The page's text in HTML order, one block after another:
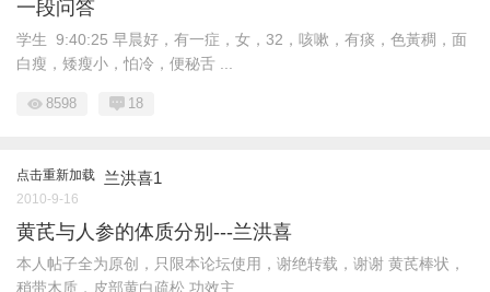
一段问答
学生 9:40:25 早晨好，有一症，女，32，咳嗽，有痰，色黃稠，面
白瘦，矮瘦小，怕冷，便秘舌 ...
8598 18
点击重新加载 兰洪喜1
2010-9-16
黄芪与人参的体质分别---兰洪喜
本人帖子全为原创，只限本论坛使用，谢绝转载，谢谢 黄芪棒状，
稍带木质，皮部黄白疏松 功效主 ...